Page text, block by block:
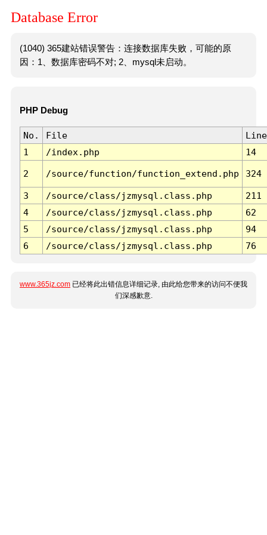
Database Error
(1040) 365建站错误警告：连接数据库失败，可能的原
因：1、数据库密码不对; 2、mysql未启动。
PHP Debug
No. File
Line
1
/index.php 14
2 /source/function/function_extend.php 324
3 /source/class/jzmysql.class.php
211
4
/source/class/jzmysql.class.php
62
5
/source/class/jzmysql.class.php
94
6
/source/class/jzmysql.class.php 76
www.365jz.com 已经将此出错信息详细记录, 由此给您带来的访问不便我
们深感歉意.